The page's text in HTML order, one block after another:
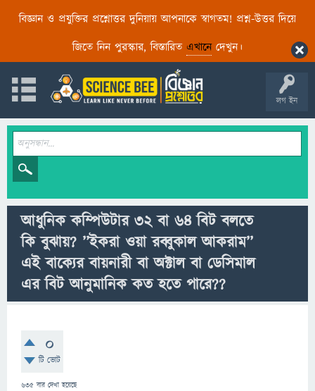
বিজ্ঞান ও প্রযুক্তির প্রশ্নোত্তর দুনিয়ায় আপনাকে স্বাগতম! প্রশ্ন-উত্তর দিয়ে
জিতে নিন পুরস্কার, বিস্তারিত এখানেদেখুন।
লগ ইন
আধুনিক কম্পিউটার ৩২ বা ৬৪ বিট বলতে
কি বুঝায়? ’’ইকরা ওয়া রব্বুকাল আকরাম’’
এই বাক্যের বায়নারী বা অক্টাল বা ডেসিমাল
এর বিট আনুমানিক কত হতে পারে??
0
টি ভোট
635 বার দেখা হয়েছে